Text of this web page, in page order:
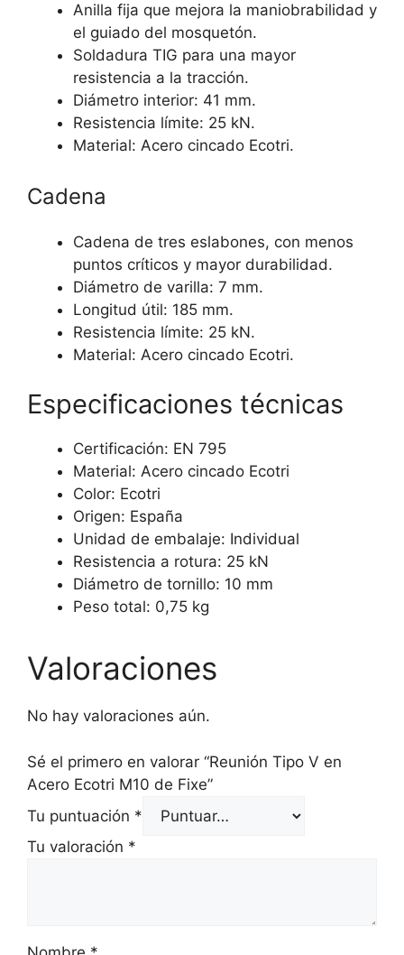
Anilla fija que mejora la maniobrabilidad y
el guiado del mosquetón.
Soldadura TIG para una mayor
resistencia a la tracción.
Diámetro interior: 41 mm.
Resistencia límite: 25 kN.
Material: Acero cincado Ecotri.
Cadena
Cadena de tres eslabones, con menos
puntos críticos y mayor durabilidad.
Diámetro de varilla: 7 mm.
Longitud útil: 185 mm.
Resistencia límite: 25 kN.
Material: Acero cincado Ecotri.
Especificaciones técnicas
Certificación: EN 795
Material: Acero cincado Ecotri
Color: Ecotri
Origen: España
Unidad de embalaje: Individual
Resistencia a rotura: 25 kN
Diámetro de tornillo: 10 mm
Peso total: 0,75 kg
Valoraciones
No hay valoraciones aún.
Sé el primero en valorar “Reunión Tipo V en
Acero Ecotri M10 de Fixe”
Tu puntuación *
Tu valoración *